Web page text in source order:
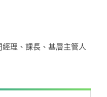
理、課長、基層主管人